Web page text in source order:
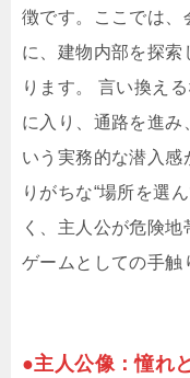
徴です。ここでは、
に、建物内部を探索
ります。 言い換え
に入り、通路を進み
いう実務的な潜入
りがちな“場所を選
く、主人公が危険地
ゲームとしての手触
●主人公像：憧れ